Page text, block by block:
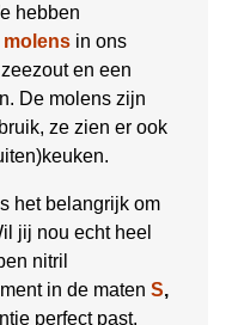
hebben
molens in ons
en een
De molens zijn
ze zien er ook
het belangrijk om
jij nou echt heel
nitril
in de maten S,
perfect past.